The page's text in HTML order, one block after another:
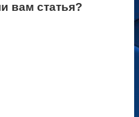
вам статья?